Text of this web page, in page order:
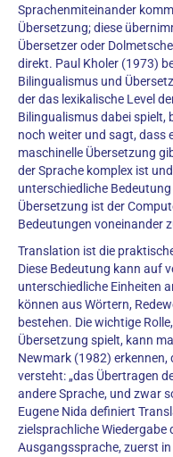
Sprachenmiteinander
Übersetzung; diese
Übersetzer oder
direkt. Paul Kholer (1973)
Bilingualismus und
der das lexikalische Level
Bilingualismus dabei spielt,
noch weiter und sagt, dass
maschinelle Übersetzung
der Sprache komplex ist
unterschiedliche
Übersetzung ist der
Bedeutungen voneinander
Translation ist die
Diese Bedeutung kann auf
unterschiedliche Einheiten
können aus Wörtern,
bestehen. Die wichtige
Übersetzung spielt, kann
Newmark (1982)
versteht: „das Übertragen
andere Sprache, und zwar
Eugene Nida definiert
zielsprachliche
Ausgangssprache, zuerst